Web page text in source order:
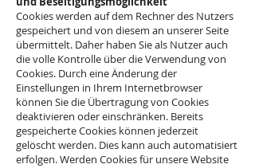
Cookies werden auf dem Rechner des Nutzers
gespeichert und von diesem an unserer Seite
übermittelt. Daher haben Sie als Nutzer auch
die volle Kontrolle über die Verwendung von
Cookies. Durch eine Änderung der
Einstellungen in Ihrem Internetbrowser
können Sie die Übertragung von Cookies
deaktivieren oder einschränken. Bereits
gespeicherte Cookies können jederzeit
gelöscht werden. Dies kann auch automatisiert
erfolgen. Werden Cookies für unsere Website